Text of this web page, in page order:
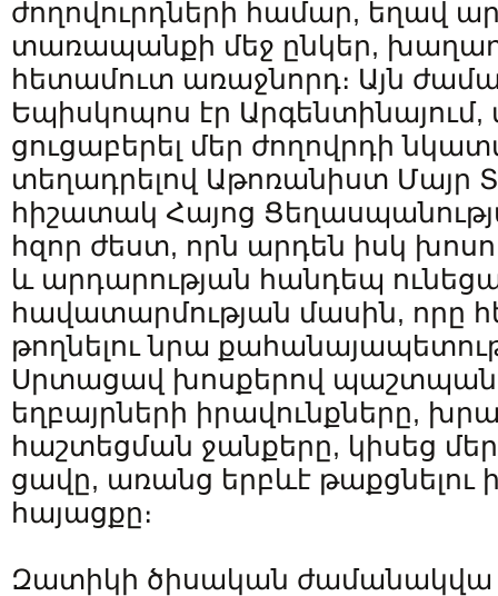
ժողովուրդների համար, եղավ
տառապանքի մեջ ընկեր,
հետամուտ առաջնորդ։ Այն
Եպիսկոպոս էր Արգենտինայում,
ցուցաբերել մեր ժողովրդի
տեղադրելով Աթոռանիստ Մայր
հիշատակ Հայոց
հզոր ժեստ, որն արդեն իսկ
և արդարության հանդեպ
հավատարմության մասին, որը
թողնելու նրա
Սրտացավ խոսքերով
եղբայրների իրավունքները,
հաշտեցման ջանքերը, կիսեց
ցավը, առանց երբևէ թաքցնելու
հայացքը։
Զատիկի ծիսական ժամանակվա